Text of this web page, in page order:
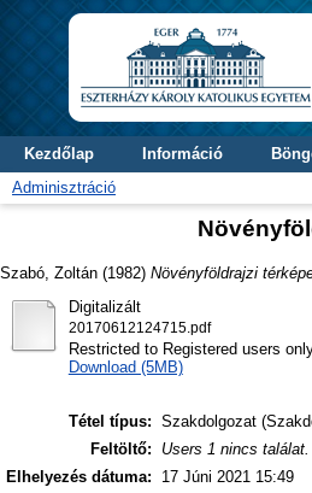
Kezdőlap Információ
Adminisztráció
Szabó, Zoltán (1982) Növényföldrajzi
Digitalizált
20170612124715.pdf
Restricted to Registered users
Download (5MB)
Tétel típus: Szakdolgozat
Feltöltő:
Users 1 nincs találat.
Elhelyezés dátuma:
17 Júni 2021 15:49